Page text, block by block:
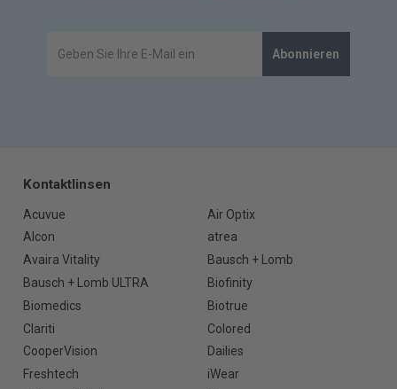
Abonnieren
Kontaktlinsen
Acuvue
Air Optix
Alcon
atrea
Avaira Vitality
Bausch + Lomb
Bausch + Lomb ULTRA
Biofinity
Biomedics
Biotrue
Clariti
Colored
CooperVision
Dailies
Freshtech
iWear